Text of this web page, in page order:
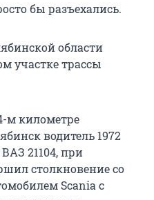
бы разъехались.
области
участке трассы
м километре
водитель 1972
21104, при
столкновение со
Scania с